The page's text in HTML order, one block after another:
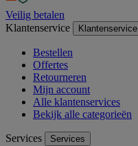
Veilig betalen
Klantenservice
Klantenservice
Bestellen
Offertes
Retourneren
Mijn account
Alle klantenservices
Bekijk alle categorieën
Services Services